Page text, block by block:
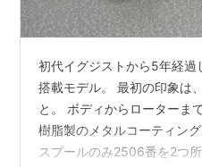
初代イグジストから5年経過
搭載モデル。 最初の印象は
と。 ボディからローターま
樹脂製のメタルコーティン
スプールのみ2506番を2つ